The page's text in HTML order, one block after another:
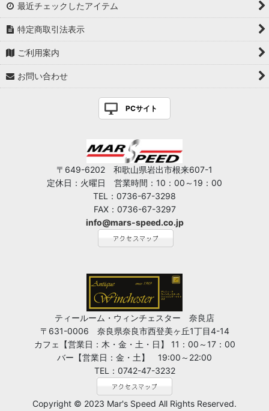
最近チェックしたアイテム
特定商取引法表示
ご利用案内
お問い合わせ
PCサイト
〒649-6202 和歌山県岩出市根来607-1
定休日：火曜日 営業時間：10：00～19：00
TEL：0736-67-3298
FAX：0736-67-3297
info@mars-speed.co.jp
ティールーム・ウィンチェスター 奈良店
〒631-0006 奈良県奈良市西登美ヶ丘1丁目4-14
カフェ【営業日：木・金・土・日】 11：00～17：00
バー【営業日：金・土】 19:00～22:00
TEL：0742-47-3232
Copyright © 2023 Mar's Speed All Rights Reserved.